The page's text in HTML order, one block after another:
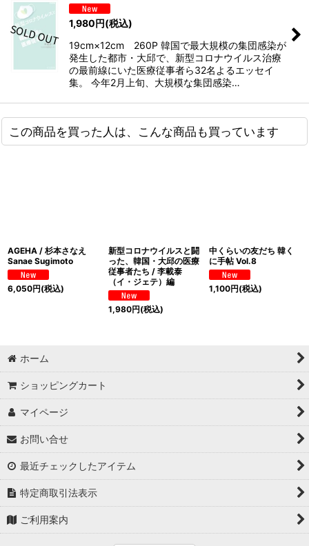
1,980円(税込)
19cm×12cm 260P 韓国で最大規模の集団感染が
発生した都市・大邱で、新型コロナウイルス治療
の最前線にいた医療従事者ら32名よるエッセイ
集。 今年2月上旬、大規模な集団感染…
この商品を買った人は、こんな商品も買っています
AGEHA / 杉本さなえ
Sanae Sugimoto
6,050円(税込)
新型コロナウイルスと闘
った、韓国・大邱の医療
従事者たち / 李載泰
（イ・ジェテ）編
1,980円(税込)
中くらいの友だち 韓く
に手帖 Vol.8
1,100円(税込)
ホーム
ショッピングカート
マイページ
お問い合せ
最近チェックしたアイテム
特定商取引法表示
ご利用案内